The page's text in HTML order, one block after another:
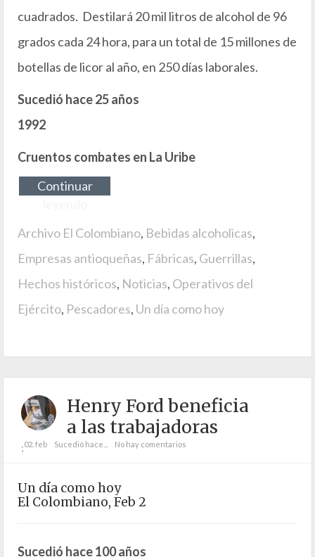
cuadrados. Destilará 20 mil litros de alcohol de 96
grados cada 24 hora, para un total de 15 millones de
botellas de licor al año, en 250 días laborales.
Sucedió hace 25 años
1992
Cruentos combates en La Uribe
Continuar
Archivo El Colombiano, Bebidas alcoholicas,
Empresas antioqueñas, Fábricas, Guerrillas,
Hechos históricos, Noticias, Operativos del
Ejército, Pescadores, Un día como hoy
Henry Ford beneficia
a las trabajadoras
;02. feb Sucedió hace... No hay comentarios
Un día como hoy
El Colombiano, Feb 2
Sucedió hace 100 años